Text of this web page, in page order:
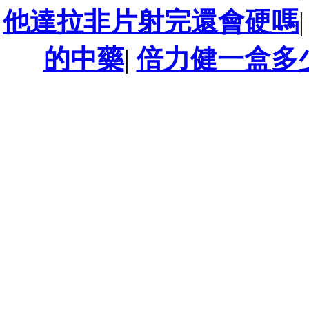
他達拉非片射完還會硬嗎
的中藥|倍力健一盒多